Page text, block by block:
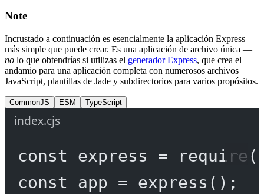
Note
Incrustado a continuación es esencialmente la aplicación Express
más simple que puede crear. Es una aplicación de archivo única —
no lo que obtendrías si utilizas el generador Express, que crea el
andamio para una aplicación completa con numerosos archivos
JavaScript, plantillas de Jade y subdirectorios para varios propósitos.
CommonJS ESM TypeScript
index.cjs
const express = require (
const
app = express ();